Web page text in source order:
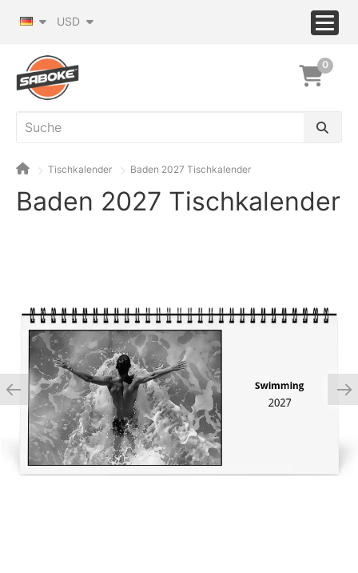
USD
0
Tischkalender Baden 2027 Tischkalender
Baden 2027 Tischkalender